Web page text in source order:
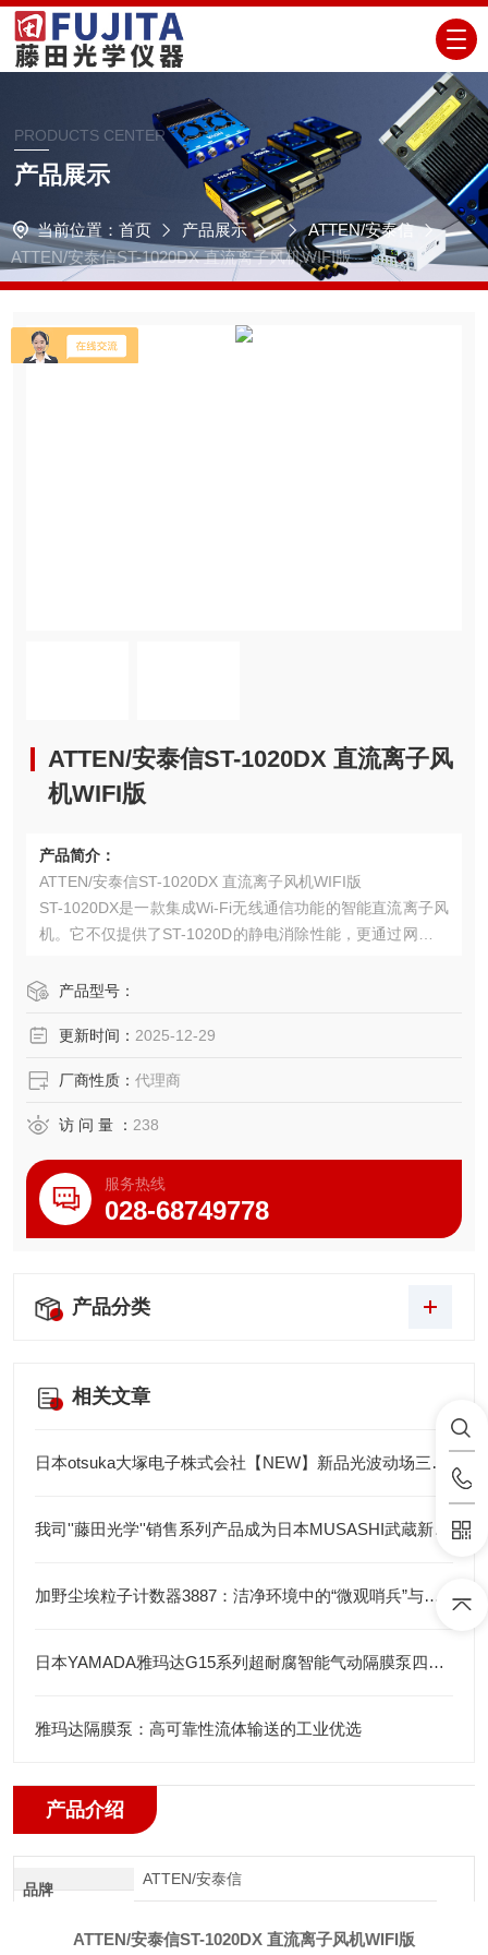
PRODUCTS CENTER
产品展示
当前位置： 首页 产品展示
ATTEN/安泰信
ATTEN/安泰信ST-1020DX 直流离子风机WIFI版
ATTEN/安泰信ST-1020DX 直流离子风
机WIFI版
产品简介：
ATTEN/安泰信ST-1020DX 直流离子风机WIFI版
ST-1020DX是一款集成Wi-Fi无线通信功能的智能直流离子风
机。它不仅提供了ST-1020D的静电消除性能，更通过网络化
化、集中化管理。它是为现代化智能工厂、高要求实验室和
备。
产品型号：
更新时间： 2025-12-29
厂商性质： 代理商
访 问 量 ： 238
服务热线
028-68749778
产品分类
相关文章
日本otsuka大塚电子株式会社【NEW】新品光波动场三次元显微镜MINUK
我司''藤田光学''销售系列产品成为日本MUSASHI武蔵新的代理店
加野尘埃粒子计数器3887：洁净环境中的“微观哨兵”与洁净度“审计官”
日本YAMADA雅玛达G15系列超耐腐智能气动隔膜泵四川代理店
雅玛达隔膜泵：高可靠性流体输送的工业优选
产品介绍
品牌
ATTEN/安泰信
ATTEN/安泰信ST-1020DX 直流离子风机WIFI版